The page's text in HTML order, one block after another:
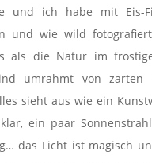
und ich habe mit Eis-
und wie wild
als die Natur im
umrahmt von zarten
sieht aus wie ein
ein paar
das Licht ist magisch